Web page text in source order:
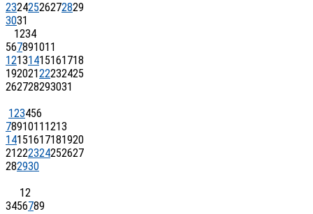
23242526272829
3031
1234
567891011
12131415161718
19202122232425
262728293031
123456
78910111213
14151617181920
21222324252627
282930
12
3456789